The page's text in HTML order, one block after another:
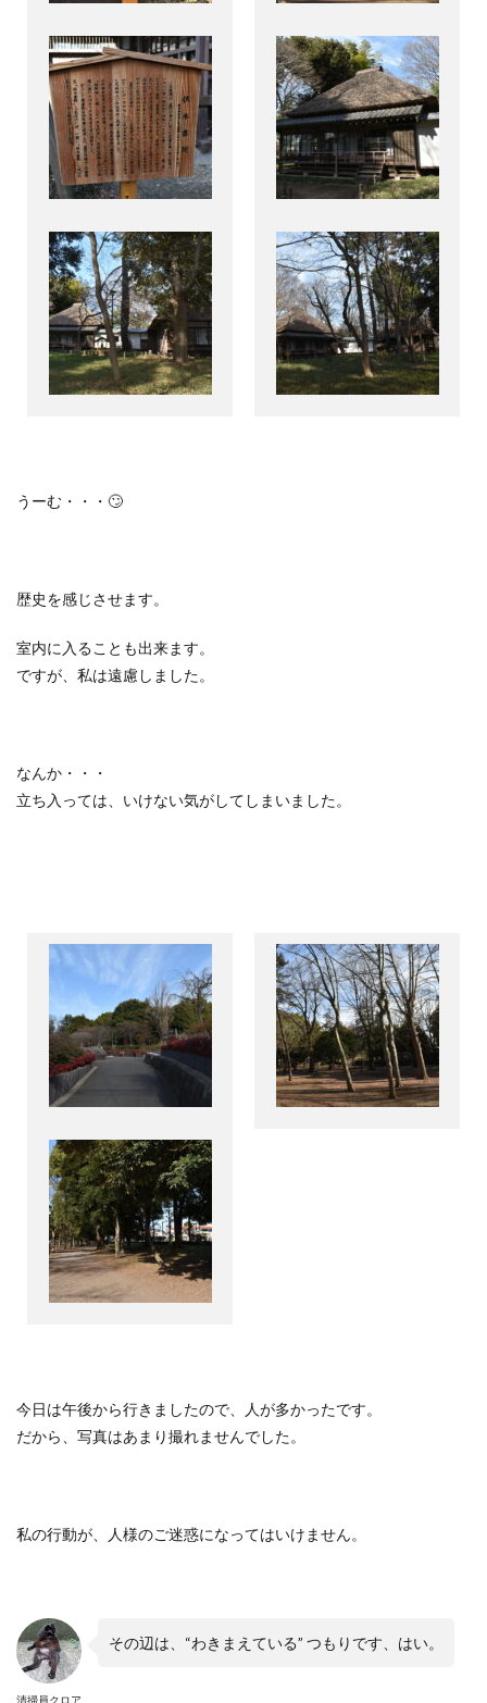
うーむ・・・ 🙄
歴史を感じさせます。
室内に入ることも出来ます。
ですが、私は遠慮しました。
なんか・・・
立ち入っては、いけない気がしてしまいました。
今日は午後から行きましたので、人が多かったです。
だから、写真はあまり撮れませんでした。
私の行動が、人様のご迷惑になってはいけません。
清掃員クロア
その辺は、 “わきまえている” つもりです、はい。